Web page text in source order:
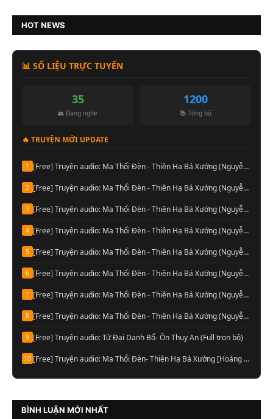
HOT NEWS
📊 SỐ LIỆU TRỰC TUYẾN
35
👥 Đang nghe
1200
📚 Tổng bộ
🔥 TRUYỆN MỚI UPDATE
1 [Free] Truyện audio: Ma Thổi Đèn - Thiên Hạ Bá Xướng (Nguyễn Thành đọc-Quyển 08)
2 [Free] Truyện audio: Ma Thổi Đèn - Thiên Hạ Bá Xướng (Nguyễn Thành đọc-Quyển 07)
3 [Free] Truyện audio: Ma Thổi Đèn - Thiên Hạ Bá Xướng (Nguyễn Thành đọc-Quyển 06)
4 [Free] Truyện audio: Ma Thổi Đèn - Thiên Hạ Bá Xướng (Nguyễn Thành đọc-Quyển 05)
5 [Free] Truyện audio: Ma Thổi Đèn - Thiên Hạ Bá Xướng (Nguyễn Thành đọc-Quyển 04)
6 [Free] Truyện audio: Ma Thổi Đèn - Thiên Hạ Bá Xướng (Nguyễn Thành đọc-Quyển 03)
7 [Free] Truyện audio: Ma Thổi Đèn - Thiên Hạ Bá Xướng (Nguyễn Thành đọc-Quyển 02)
8 [Free] Truyện audio: Ma Thổi Đèn - Thiên Hạ Bá Xướng (Nguyễn Thành đọc-Quyển 01)
9 [Free] Truyện audio: Tứ Đại Danh Bổ- Ôn Thụy An (Full trọn bộ)
10 [Free] Truyện audio: Ma Thổi Đèn- Thiên Hạ Bá Xướng [Hoàng Vinh đọc] (Trọn bộ)
BÌNH LUẬN MỚI NHẤT